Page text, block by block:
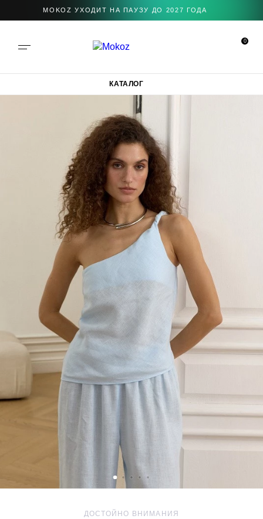
MOKOZ УХОДИТ НА ПАУЗУ ДО 2027 ГОДА
0
ДОСТОЙНО ВНИМАНИЯ